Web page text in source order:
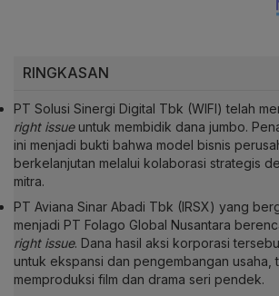
RINGKASAN
PT Solusi Sinergi Digital Tbk (WIFI) telah
right issueuntuk membidik dana jumbo.
ini menjadi bukti bahwa model bisnis
berkelanjutan melalui kolaborasi strategis
mitra.
PT Aviana Sinar Abadi Tbk (IRSX) yang
menjadi PT Folago Global Nusantara
right issue. Dana hasil aksi korporasi
untuk ekspansi dan pengembangan usaha,
memproduksi film dan drama seri pendek.